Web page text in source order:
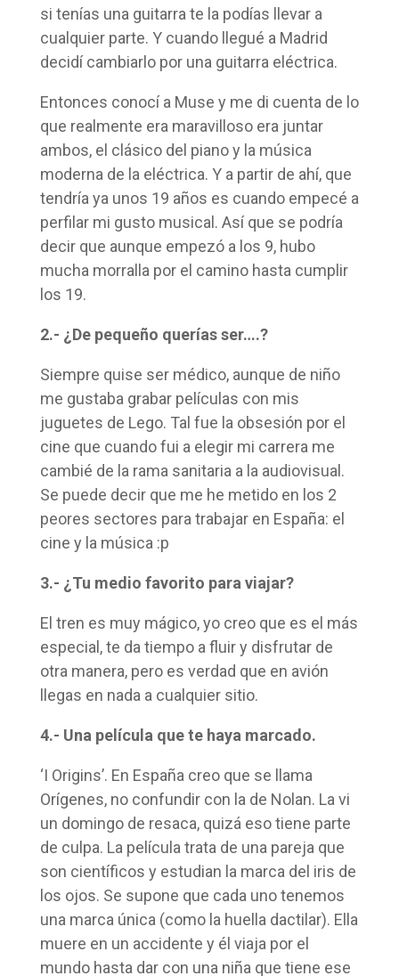
si tenías una guitarra te la podías llevar a
cualquier parte. Y cuando llegué a Madrid
decidí cambiarlo por una guitarra eléctrica.
Entonces conocí a Muse y me di cuenta de lo
que realmente era maravilloso era juntar
ambos, el clásico del piano y la música
moderna de la eléctrica. Y a partir de ahí, que
tendría ya unos 19 años es cuando empecé a
perfilar mi gusto musical. Así que se podría
decir que aunque empezó a los 9, hubo
mucha morralla por el camino hasta cumplir
los 19.
2.- ¿De pequeño querías ser….?
Siempre quise ser médico, aunque de niño
me gustaba grabar películas con mis
juguetes de Lego. Tal fue la obsesión por el
cine que cuando fui a elegir mi carrera me
cambié de la rama sanitaria a la audiovisual.
Se puede decir que me he metido en los 2
peores sectores para trabajar en España: el
cine y la música :p
3.- ¿Tu medio favorito para viajar?
El tren es muy mágico, yo creo que es el más
especial, te da tiempo a fluir y disfrutar de
otra manera, pero es verdad que en avión
llegas en nada a cualquier sitio.
4.- Una película que te haya marcado.
‘I Origins’. En España creo que se llama
Orígenes, no confundir con la de Nolan. La vi
un domingo de resaca, quizá eso tiene parte
de culpa. La película trata de una pareja que
son científicos y estudian la marca del iris de
los ojos. Se supone que cada uno tenemos
una marca única (como la huella dactilar). Ella
muere en un accidente y él viaja por el
mundo hasta dar con una niña que tiene ese